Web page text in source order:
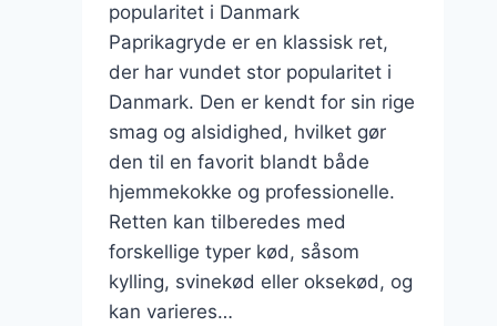
popularitet i Danmark
Paprikagryde er en klassisk ret,
der har vundet stor popularitet i
Danmark. Den er kendt for sin rige
smag og alsidighed, hvilket gør
den til en favorit blandt både
hjemmekokke og professionelle.
Retten kan tilberedes med
forskellige typer kød, såsom
kylling, svinekød eller oksekød, og
kan varieres…